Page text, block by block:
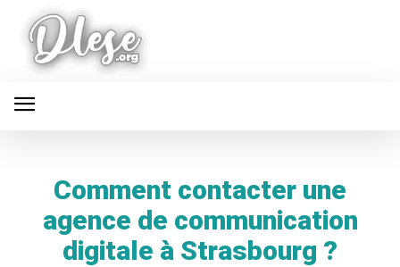
Comment contacter une
agence de communication
digitale à Strasbourg ?